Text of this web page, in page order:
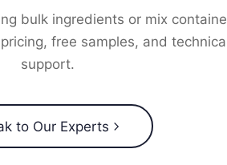
bulk ingredients or mix
free samples, and
support.
to Our Experts